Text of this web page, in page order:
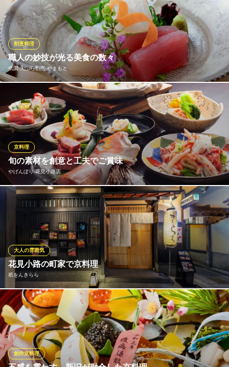
京都府京都市東山区祇園町北側347-138
いただきます。『純和風料理旅館 き乃ゑ』自慢の京懐石をご堪能
ください。
純和風料理旅館 き乃ゑ
京懐石料理
京阪本線祇園四条駅 徒歩8分
京都府京都市東山区東大路通松原上ル4毘沙門町44-8
職人の妙技が光る美食の数々
祇園 天ぷら割烹 やまもと
割烹料理
四季折々の食材を生かした料理をご用意しております。新鮮さと
味にこだわり、鮮魚やお野菜など厳選素材を仕入れ。お造り・焼
物・油物など、食材本来の美味しさを引き出し、さらに料理の要
素をちりばめた一皿をお届けいたします。目にも美しい当店自慢
の料理を、心ゆくまでご堪能ください。
祇園 天ぷら割烹 やまもと
天ぷら割烹
京阪本線祇園四条駅 徒歩7分
京都府京都市東山区林下町427 東新橋ビル4F
旬の素材を創意と工夫でご賞味
やげんぼり 花見小路店
京料理
格式を誇る花街「祇園」でも、もっとも祇園らしい情緒が艶濃く
残るお茶屋「一力さん」の向いを少し入ったところにある当店
は、紅殻格子と赤土壁が目印の粋な佇まい。大評判の鯛茶のラン
チをはじめ、旬の素材を創意と工夫でご賞味いただけます。伝統
の京料理の粋をご堪能下さい。「いちげんさん 大歓迎どす
え」。
やげんぼり 花見小路店
懐石料理
京阪線祇園四条駅 徒歩5分
京都府京都市東山区祇園花見小路通四条下ル一筋目西入
花見小路の町家で京料理
祇をんきらら
大人の雰囲気
腕利きの料理人がおもてなしする京料理。町家造りで京情緒あふ
れる雰囲気を味わえます。 石畳を歩きながら、食事の気分が高ま
ります。
祇をんきらら
京料理・都野菜料理
創作京料理